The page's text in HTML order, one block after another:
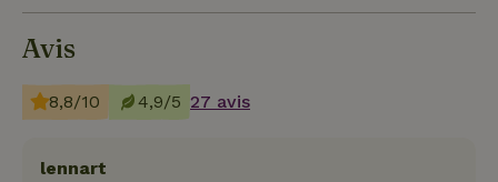
Avis
8,8/10 4,9/5 27 avis
lennart